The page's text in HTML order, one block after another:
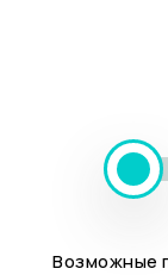
Возможные